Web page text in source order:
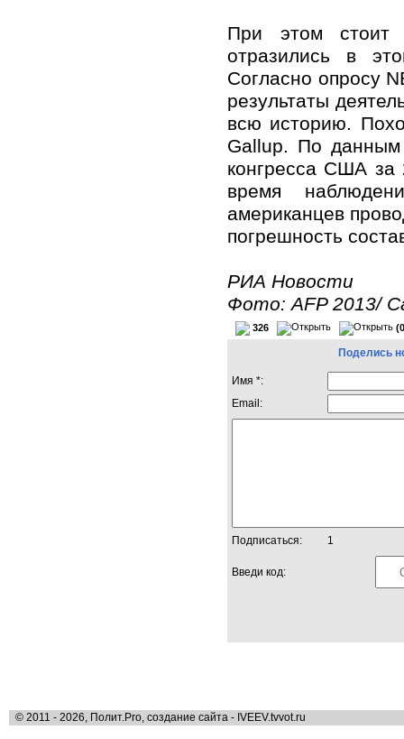
При этом стоит
отразились в
Согласно опросу
результаты
всю историю.
Gallup. По данным
конгресса США за
время
американцев
погрешность
РИА Новости
Фото: AFP 2013/
326
Поделись
Имя *:
Email:
Подписаться: 1
Введи код:
© 2011 - 2026, Полит.Pro, создание сайта - IVEEV.tvvot.ru